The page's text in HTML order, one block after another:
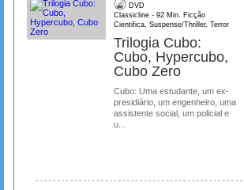
DVD
Classicline - 92 Min. Ficção
Cientifica, Suspense/Thriller, Terror
Trilogia Cubo:
Cubo, Hypercubo,
Cubo Zero
Cubo: Uma estudante, um ex-
presidiário, um engenheiro, uma
assistente social, um policial e
u...